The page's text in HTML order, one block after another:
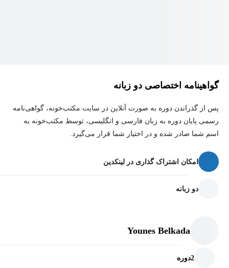
گواهینامه اختصاصی دو زبانه
پس از گذراندن دوره به صورت آنلاین در سایت مکتب‌خونه، گواهی‌نامه
رسمی پایان دوره به زبان فارسی و انگلیسی، توسط مکتب‌خونه به
اسم شما صادر شده و در اختیار شما قرار می‌گیرد.
امکان اشتراک گذاری در لینکدین
دو زبانه
Younes Belkada
2دوره